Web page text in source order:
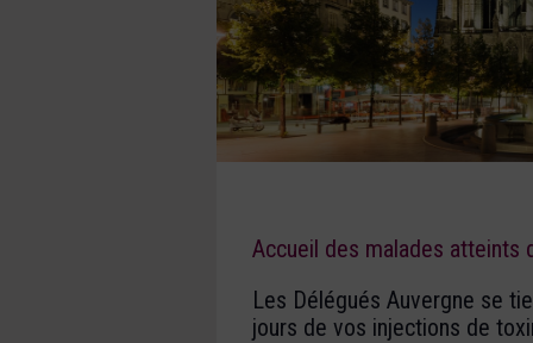
Accueil des malades atteints
Les Délégués Auvergne se
jours de vos injections de